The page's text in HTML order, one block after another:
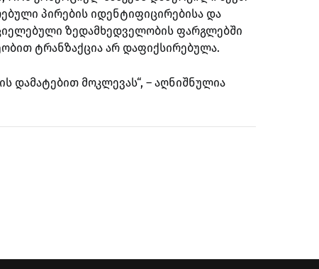
პირების იდენტიფიცირებისა და
ზედამხედველობის ფარგლებში
ტრანზაქცია არ დაფიქსირებულა.
დამატებით მოკლევას“, – აღნიშნულია